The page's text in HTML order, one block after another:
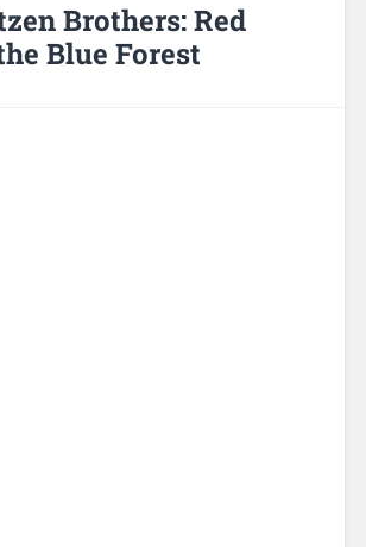
Brothers: Red
Blue Forest